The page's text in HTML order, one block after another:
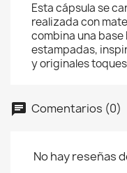
Esta cápsula se
realizada con
combina una
estampadas,
y originales
Comentarios (0)
No hay reseñas